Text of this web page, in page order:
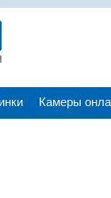
Камеры